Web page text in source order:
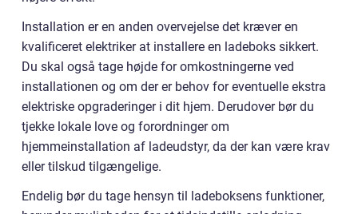
Installation er en anden overvejelse det kræver en
kvalificeret elektriker at installere en ladeboks sikkert.
Du skal også tage højde for omkostningerne ved
installationen og om der er behov for eventuelle ekstra
elektriske opgraderinger i dit hjem. Derudover bør du
tjekke lokale love og forordninger om
hjemmeinstallation af ladeudstyr, da der kan være krav
eller tilskud tilgængelige.
Endelig bør du tage hensyn til ladeboksens funktioner,